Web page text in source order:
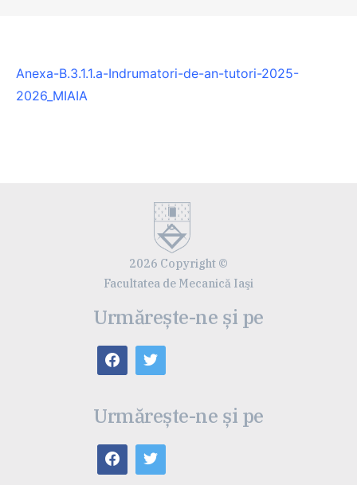
Anexa-B.3.1.1.a-Indrumatori-de-an-tutori-2025-
2026_MIAIA
2026 Copyright ©
Facultatea de Mecanică Iaşi
Urmărește-ne și pe
Urmărește-ne și pe